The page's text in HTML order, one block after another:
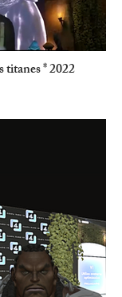
titanes * 2022